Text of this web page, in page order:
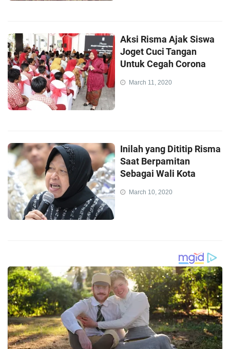
Aksi Risma Ajak Siswa
Joget Cuci Tangan
Untuk Cegah Corona
March 11, 2020
Inilah yang Dititip Risma
Saat Berpamitan
Sebagai Wali Kota
March 10, 2020